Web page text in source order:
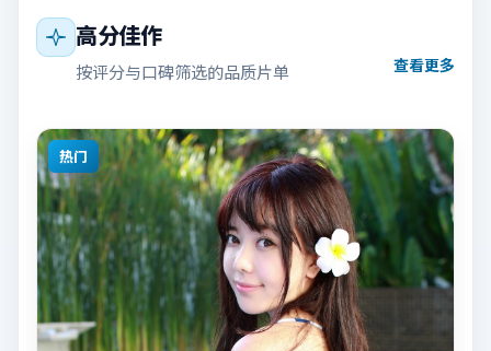
高分佳作
按评分与口碑筛选的品质片单 查看更多
热门